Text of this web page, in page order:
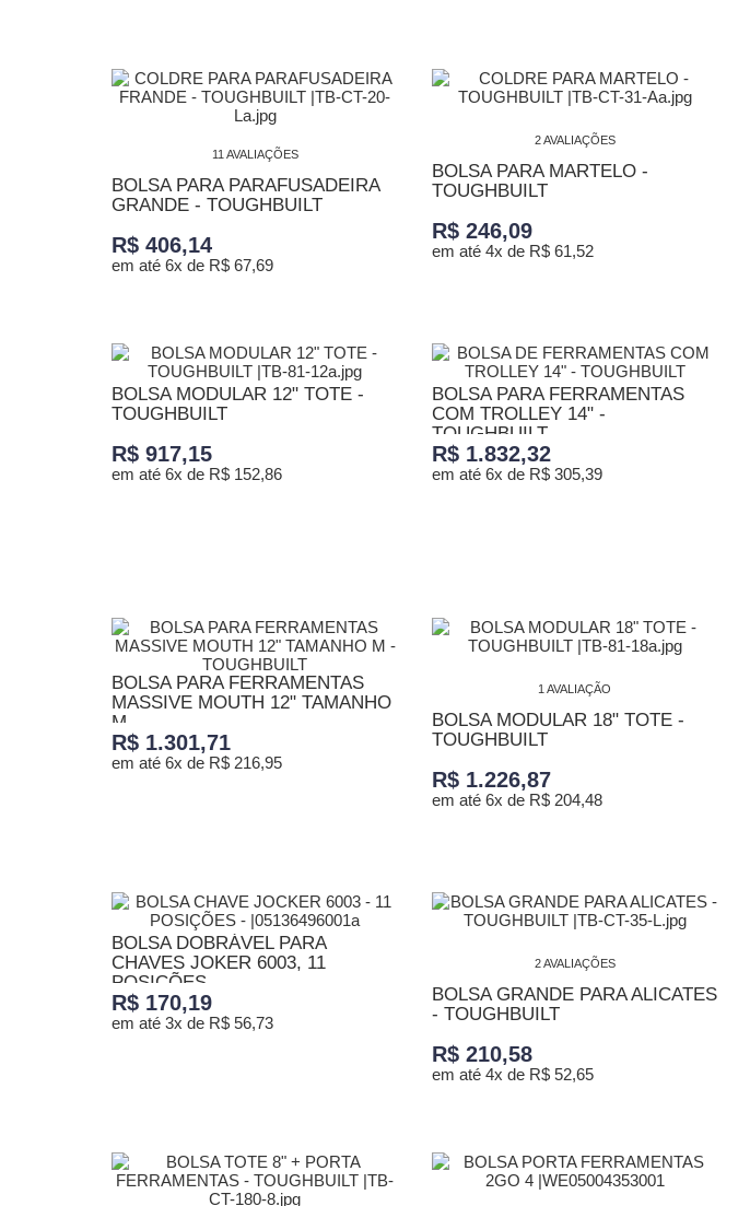
11 AVALIAÇÕES
BOLSA PARA PARAFUSADEIRA
GRANDE - TOUGHBUILT
R$ 406,14
em até 6x de R$ 67,69
2 AVALIAÇÕES
BOLSA PARA MARTELO -
TOUGHBUILT
R$ 246,09
em até 4x de R$ 61,52
BOLSA MODULAR 12" TOTE -
TOUGHBUILT
R$ 917,15
em até 6x de R$ 152,86
BOLSA PARA FERRAMENTAS
COM TROLLEY 14" -
TOUGHBUILT
R$ 1.832,32
em até 6x de R$ 305,39
BOLSA PARA FERRAMENTAS
MASSIVE MOUTH 12" TAMANHO
M...
R$ 1.301,71
em até 6x de R$ 216,95
1 AVALIAÇÃO
BOLSA MODULAR 18" TOTE -
TOUGHBUILT
R$ 1.226,87
em até 6x de R$ 204,48
BOLSA DOBRÁVEL PARA
CHAVES JOKER 6003, 11
POSIÇÕES...
R$ 170,19
em até 3x de R$ 56,73
2 AVALIAÇÕES
BOLSA GRANDE PARA ALICATES
- TOUGHBUILT
R$ 210,58
em até 4x de R$ 52,65